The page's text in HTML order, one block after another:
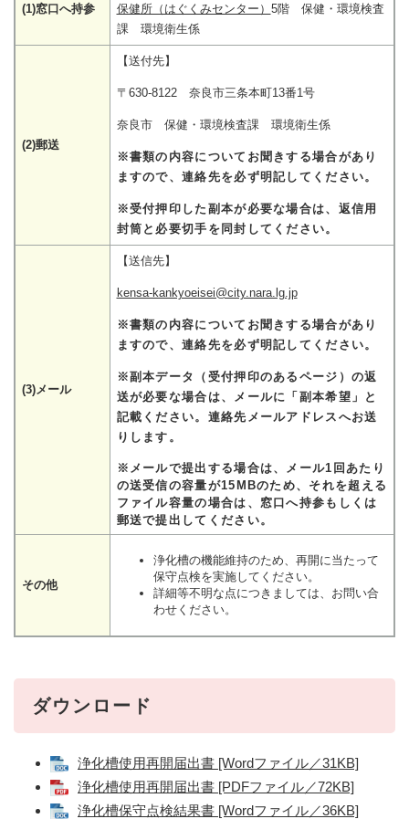
(1)窓口へ持参
保健所（はぐくみセンター） 5階 保健・環境検査
課 環境衛生係
(2)郵送
【送付先】
〒630-8122 奈良市三条本町13番1号
奈良市 保健・環境検査課 環境衛生係
※書類の内容についてお聞きする場合があり
ますので、連絡先を必ず明記してください。
※受付押印した副本が必要な場合は、返信用
封筒と必要切手を同封してください。
(3)メール
【送信先】
kensa-kankyoeisei@city.nara.lg.jp
※書類の内容についてお聞きする場合があり
ますので、連絡先を必ず明記してください。
※副本データ（受付押印のあるページ）の返
送が必要な場合は、メールに「副本希望」と
記載ください。連絡先メールアドレスへお送
りします。
※メールで提出する場合は、メール1回あたり
の送受信の容量が15MBのため、それを超える
ファイル容量の場合は、窓口へ持参もしくは
郵送で提出してください。
その他
浄化槽の機能維持のため、再開に当たって
保守点検を実施してください。
詳細等不明な点につきましては、お問い合
わせください。
ダウンロード
浄化槽使用再開届出書 [Wordファイル／31KB]
浄化槽使用再開届出書 [PDFファイル／72KB]
浄化槽保守点検結果書 [Wordファイル／36KB]